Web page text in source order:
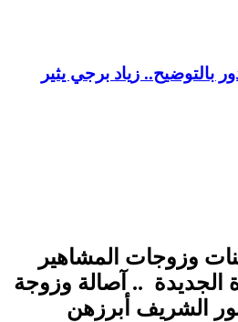
بالتوضيح.. زياد برجي يثير
وزوجات المشاهير
.. آصالة وزوجة
الشريف أبرزهن